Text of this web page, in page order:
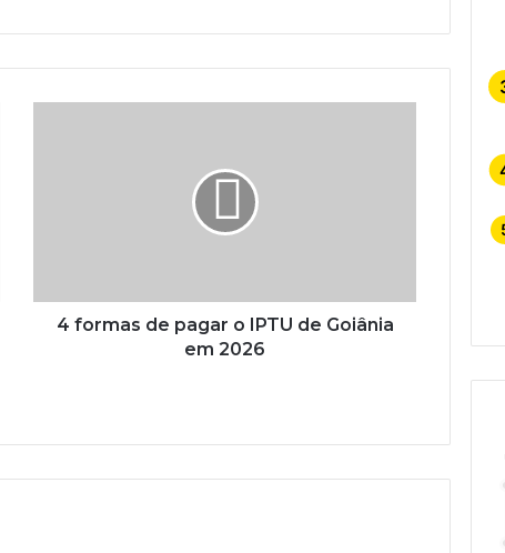
4 formas de pagar o IPTU de Goiânia
em 2026